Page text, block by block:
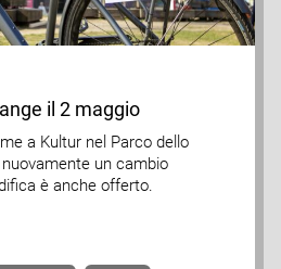
il 2 maggio
a Kultur nel Parco dello
un cambio
è anche offerto.